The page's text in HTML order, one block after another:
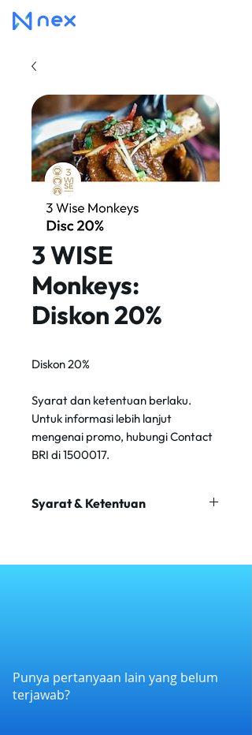
3 WISE
Monkeys:
Diskon 20%
Diskon 20%
Syarat dan ketentuan berlaku.
Untuk informasi lebih lanjut
mengenai promo, hubungi Contact
BRI di 1500017.
Syarat & Ketentuan
Tidak berlaku kelipatan
Punya pertanyaan lain yang belum
terjawab?